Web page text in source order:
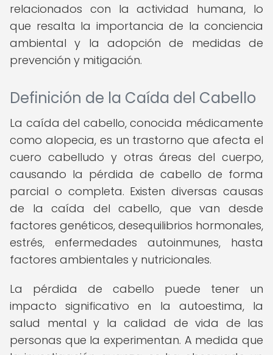
relacionados con la actividad humana, lo
que resalta la importancia de la conciencia
ambiental y la adopción de medidas de
prevención y mitigación.
Definición de la Caída del Cabello
La caída del cabello, conocida médicamente
como alopecia, es un trastorno que afecta el
cuero cabelludo y otras áreas del cuerpo,
causando la pérdida de cabello de forma
parcial o completa. Existen diversas causas
de la caída del cabello, que van desde
factores genéticos, desequilibrios hormonales,
estrés, enfermedades autoinmunes, hasta
factores ambientales y nutricionales.
La pérdida de cabello puede tener un
impacto significativo en la autoestima, la
salud mental y la calidad de vida de las
personas que la experimentan. A medida que